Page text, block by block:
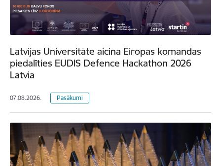
Latvijas Universitāte aicina Eiropas komandas
piedalīties EUDIS Defence Hackathon 2026
Latvia
07.08.2026. Pasākumi